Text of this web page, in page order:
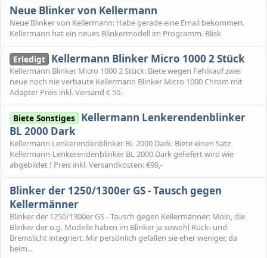
Neue Blinker von Kellermann
Neue Blinker von Kellermann: Habe gerade eine Email bekommen.
Kellermann hat ein neues Blinkermodell im Programm. Blisk
Erledigt Kellermann Blinker Micro 1000 2 Stück
Kellermann Blinker Micro 1000 2 Stück: Biete wegen Fehlkauf zwei
neue noch nie verbaute Kellermann Blinker Micro 1000 Chrom mit
Adapter Preis inkl. Versand € 50.-
Biete Sonstiges Kellermann Lenkerendenblinker
BL 2000 Dark
Kellermann Lenkerendenblinker BL 2000 Dark: Biete einen Satz
Kellermann-Lenkerendenblinker BL 2000 Dark geliefert wird wie
abgebildet ! Preis inkl. Versandkosten: €99,-
Blinker der 1250/1300er GS - Tausch gegen
Kellermänner
Blinker der 1250/1300er GS - Tausch gegen Kellermänner: Moin, die
Blinker der o.g. Modelle haben im Blinker ja sowohl Rück- und
Bremslicht integriert. Mir persönlich gefallen sie eher weniger, da
beim...